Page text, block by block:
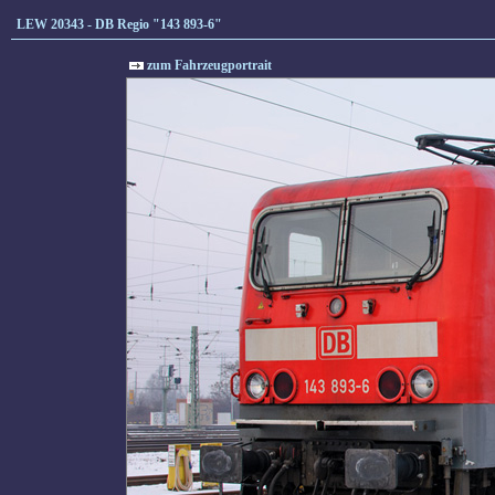
LEW 20343 - DB Regio "143 893-6"
zum Fahrzeugportrait